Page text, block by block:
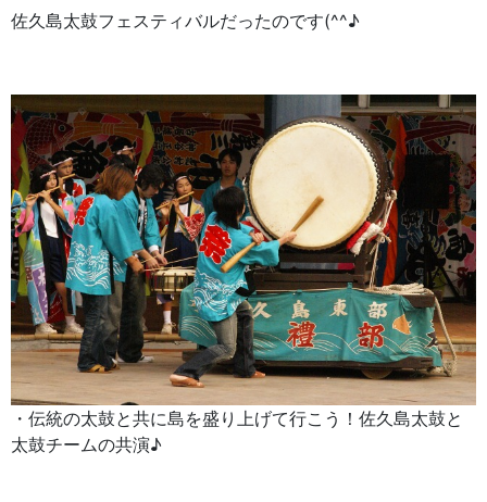
佐久島太鼓フェスティバルだったのです(^^♪
・伝統の太鼓と共に島を盛り上げて行こう！佐久島太鼓と
太鼓チームの共演♪